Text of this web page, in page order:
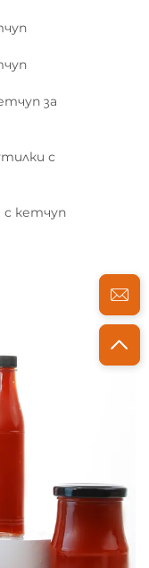
за
с
с кетчуп